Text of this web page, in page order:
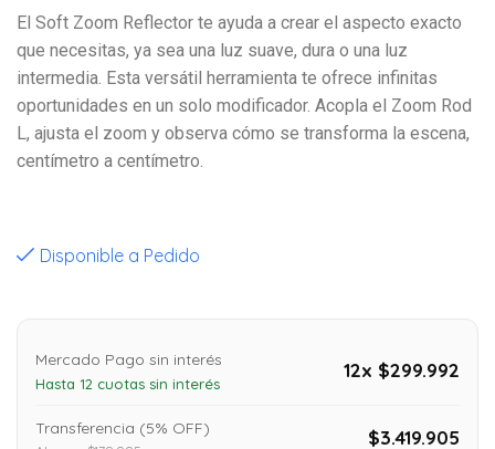
El Soft Zoom Reflector te ayuda a crear el aspecto exacto
que necesitas, ya sea una luz suave, dura o una luz
intermedia. Esta versátil herramienta te ofrece infinitas
oportunidades en un solo modificador. Acopla el Zoom Rod
L, ajusta el zoom y observa cómo se transforma la escena,
centímetro a centímetro.
Disponible a Pedido
Mercado Pago sin interés
Hasta 12 cuotas sin interés
12x $299.992
Transferencia (5% OFF) $3.419.905